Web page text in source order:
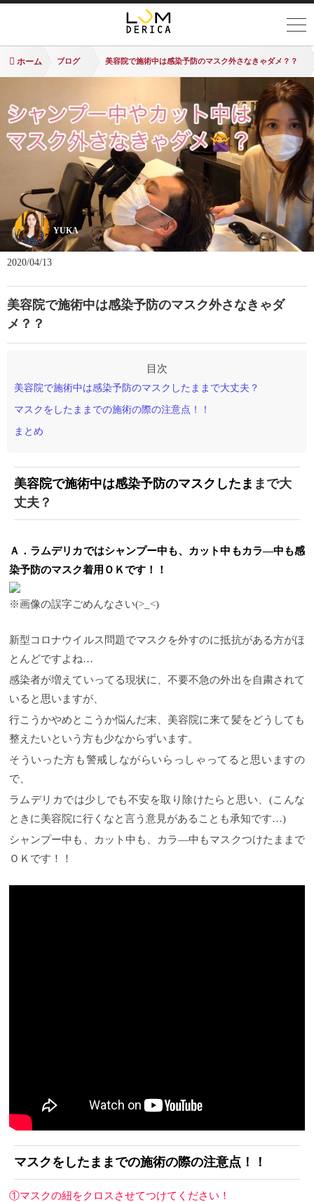
ホーム ブログ 美容院で施術中は感染予防のマスク外さなきゃダメ？？
YUKA
2020/04/13
美容院で施術中は感染予防のマスク外さなきゃダ
メ？？
美容院で施術中は感染予防のマスクしたままで大丈夫？
マスクをしたままでの施術の際の注意点！！
まとめ
美容院で施術中は感染予防のマスクしたま まで大
丈夫？
Ａ．ラムデリカではシャンプー中も、カット中もカラ―中も感
染予防のマスク着用ＯＫです！！
※画像の誤字ごめんなさい(>_<)
新型コロナウイルス問題でマスクを外すのに抵抗がある方がほ
とんどですよね…
感染者が増えていってる現状に、不要不急の外出を自粛されて
いると思いますが、
行こうかやめとこうか悩んだ末、美容院に来て髪をどうしても
整えたいという方も少なからずいます。
そういった方も警戒しながらいらっしゃってると思いますの
で、
ラムデリカでは少しでも不安を取り除けたらと思い、(こんな
ときに美容院に行くなと言う意見があることも承知です…)
シャンプー中も、カット中も、カラ―中もマスクつけたままで
ＯＫです！！
マスクをしたままでの施術の際の注意点！！
①マスクの紐をクロスさせてつけてください！